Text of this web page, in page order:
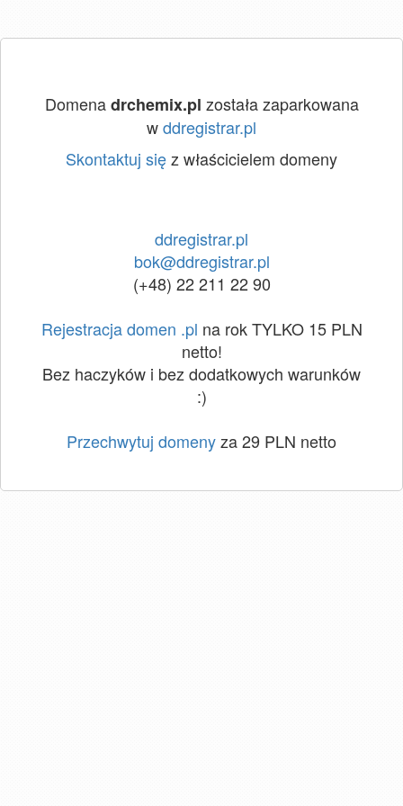
Domenadrchemix.pl została zaparkowana
wddregistrar.pl
Skontaktuj sięz właścicielem domeny
ddregistrar.pl
bok@ddregistrar.pl
(+48) 22 211 22 90
Rejestracja domen .pl na rok TYLKO 15 PLN
netto!
Bez haczyków i bez dodatkowych warunków
:)
Przechwytuj domenyza 29 PLN netto